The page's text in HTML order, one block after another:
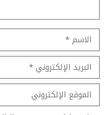
الاسم
البريد
الإلكتروني
الموقع
الإلكتروني